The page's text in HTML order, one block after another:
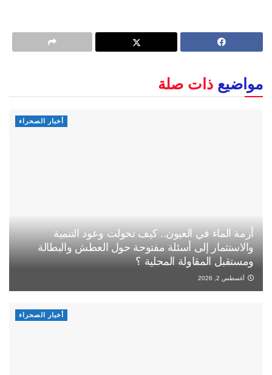
مواضيع ذات صلة
أخبار الصحراء
أزمة الماء في العيون.. كيف تحولت وعود التنمية
والاستثمار إلى أسئلة مفتوحة حول العطش والبطالة
ومستقبل المقاولة المحلية ؟
أغسطس 2, 2026
أخبار الصحراء